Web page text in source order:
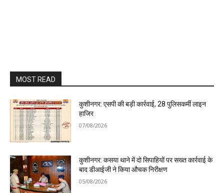
MOST READ
कुशीनगर: एसपी की बड़ी कार्रवाई, 28 पुलिसकर्मी लाइन
हाजिर
07/08/2026
कुशीनगर: कसया थाने में दो सिपाहियों पर सख्त कार्रवाई के
बाद डीआईजी ने किया औचक निरीक्षण
05/08/2026